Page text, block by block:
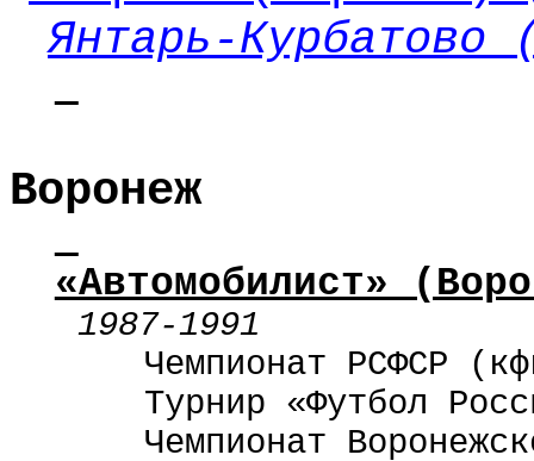
Янтарь-Курбатово
Воронеж
«Автомобилист»
1987-1991
Чемпионат РСФСР
Турнир «Футбол
Чемпионат